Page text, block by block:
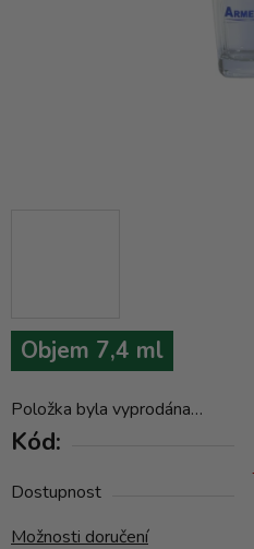
Objem 7,4 ml
Položka byla vyprodána…
Kód:
Dostupnost
Možnosti doručení